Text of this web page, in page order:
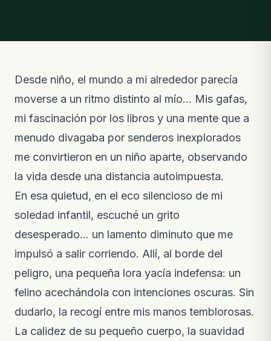
Desde niño, el mundo a mi alrededor parecía
moverse a un ritmo distinto al mío… Mis gafas,
mi fascinación por los libros y una mente que a
menudo divagaba por senderos inexplorados
me convirtieron en un niño aparte, observando
la vida desde una distancia autoimpuesta.
En esa quietud, en el eco silencioso de mi
soledad infantil, escuché un grito
desesperado… un lamento diminuto que me
impulsó a salir corriendo. Allí, al borde del
peligro, una pequeña lora yacía indefensa: un
felino acechándola con intenciones oscuras. Sin
dudarlo, la recogí entre mis manos temblorosas.
La calidez de su pequeño cuerpo, la suavidad